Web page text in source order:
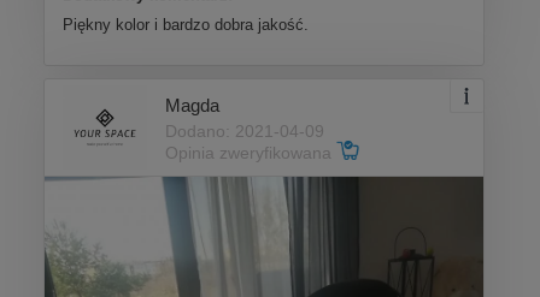
Piękny kolor i bardzo dobra jakość.
Magda
Dodano: 2021-04-09
Opinia zweryfikowana